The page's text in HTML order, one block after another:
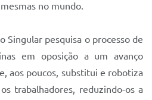
no mundo.
Singular pesquisa o processo de
em oposição a um avanço
aos poucos, substitui e robotiza
trabalhadores, reduzindo-os a